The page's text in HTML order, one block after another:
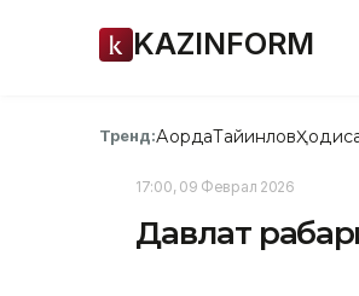
KAZINFORM
Тренд:АқордаТайинлов
17:00, 09 Феврал 2026
Давлат